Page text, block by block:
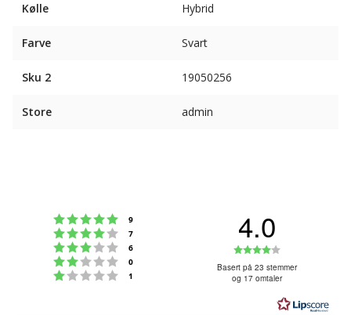
Kølle Hybrid
Farve Svart
Sku 2 19050256
Store admin
Karakter: 5 av 5 mulige
9
Karakter: 4 av 5 mulige
7
Karakter: 3 av 5 mulige
6
Karakter: 2 av 5 mulige
0
Karakter: 1 av 5 mulige
1
4.0
4.0
av
5
Basert på 23 stemmer
og 17 omtaler